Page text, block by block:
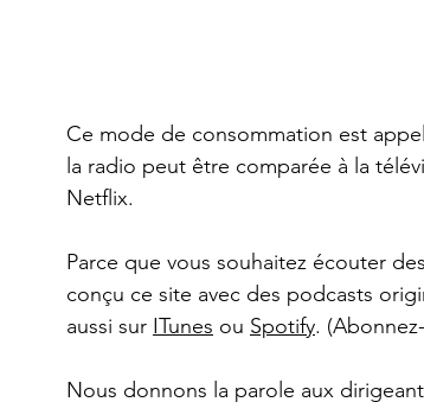
Ce mode de consommation est
la radio peut être comparée à la
Netflix.
Parce que vous souhaitez écouter
conçu ce site avec des podcasts
aussi sur ITunes ou Spotify.
Nous donnons la parole aux